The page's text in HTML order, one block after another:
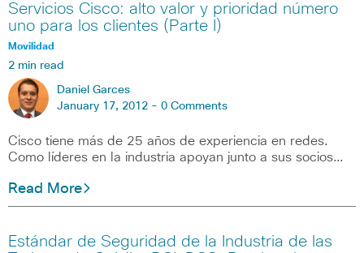
Servicios Cisco: alto valor y prioridad número
uno para los clientes (Parte I)
Movilidad
2 min read
Daniel Garces
January 17, 2012 - 0 Comments
Cisco tiene más de 25 años de experiencia en redes.
Como líderes en la industria apoyan junto a sus socios…
Read More
Estándar de Seguridad de la Industria de las